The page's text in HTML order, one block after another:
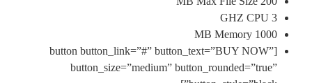
[button button_link=”#” button_text=”BUY NOW”
button_size=”medium”